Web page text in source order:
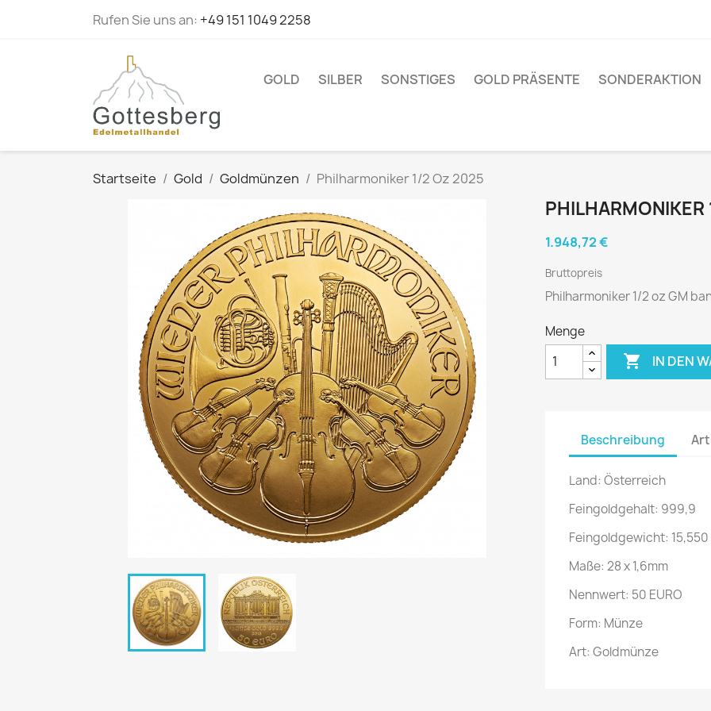
Rufen Sie uns an: +49 151 1049 2258
GOLD SILBER SONSTIGES GOLD PRÄSENTE SONDERAKTION
Startseite Gold Goldmünzen Philharmoniker 1/2 Oz 2025
1.948,72 €
Bruttopreis
Philharmoniker 1/2 oz GM
Menge
 IN DEN
Beschreibung
Land: Österreich
Feingoldgehalt: 999,9
Feingoldgewicht: 15,550
Maße: 28 x 1,6mm
Nennwert: 50 EURO
Form: Münze
Art: Goldmünze